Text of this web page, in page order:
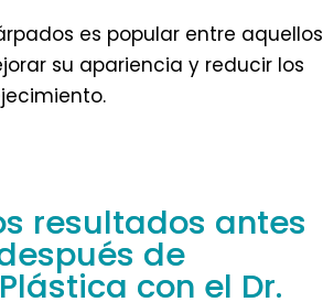
es popular entre aquellos
su apariencia y reducir los
resultados antes
de
con el Dr.